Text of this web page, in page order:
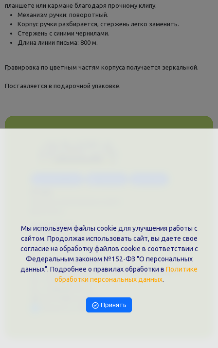
планшете или кармане благодаря прочному клипу.
Механизм ручки: поворотный.
Корпус ручки разбирается, стержень легко заменить.
Стержень с синими чернилами.
Длина линии письма: 800 м.
Гравировка по цветным частям корпуса получается зеркальной.
Поставляется в подарочной упаковке.
Документы
Политика обработки персональных данных
Публичная оферта
Контакты филиала
г. Краснодар, ул. Шоссе Нефтяников, 28, оф. 51
+7 (861)202-09-02
9457070@krd-print.ru
Написать в Telegram
Мы используем файлы cookie для улучшения работы с
сайтом. Продолжая использовать сайт, вы даете свое
согласие на обработку файлов cookie в соответствии с
Федеральным законом №152-ФЗ "О персональных
данных". Подробнее о правилах обработки в Политике
обработки персональных данных.
Принять